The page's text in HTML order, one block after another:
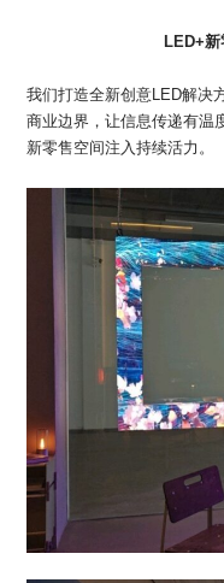
LED+
我们打造全新创意LED解决
商业边界，让信息传递有温
新零售空间注入持续活力。